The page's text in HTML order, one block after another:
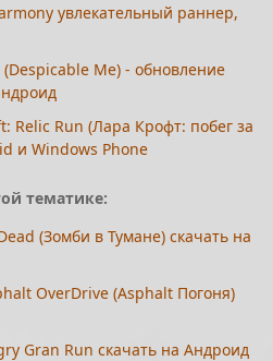
увлекательный раннер,
(Despicable Me) - обновление
Relic Run (Лара Крофт: побег за
и Windows Phone
тематике:
(Зомби в Тумане) скачать на
OverDrive (Asphalt Погоня)
Gran Run скачать на Андроид